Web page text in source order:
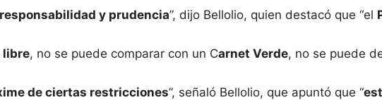
y prudencia”, dijo Bellolio, quien destacó que “el
libre, no se puede comparar con un Carnet Verde, no se puede
de ciertas restricciones”, señaló Bellolio, que apuntó que “